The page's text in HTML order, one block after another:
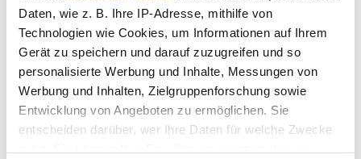
Daten, wie z. B. Ihre IP-Adresse, mithilfe von
Technologien wie Cookies, um Informationen auf Ihrem
Gerät zu speichern und darauf zuzugreifen und so
personalisierte Werbung und Inhalte, Messungen von
Werbung und Inhalten, Zielgruppenforschung sowie
Entwicklung von Angeboten zu ermöglichen. Sie
entscheiden darüber, wer Ihre Daten für welche Zwecke
LAUTSCHALTEN